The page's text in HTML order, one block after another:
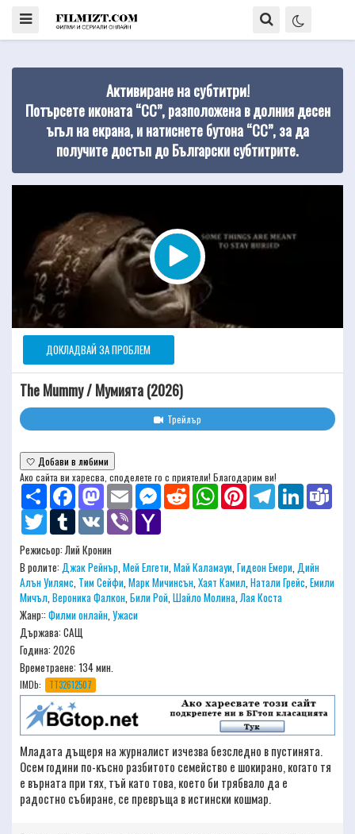
Активиране на субтитри!
Потърсете иконата “CC”, разположена в долния десен
ъгъл на екрана, и натиснете бутона “CC”, за да
получите достъп до Български субтитрите.
ДОКЛАДВАЙ ЗА ПРОБЛЕМ
The Mummy / Мумията (2026)
Трейлър
🤍 Добави в любими
Ако сайта ви харесва, споделете го с приятели! Благодарим ви!
Share
FacebookMastodonEmail MessengerReddit WhatsAppPinterestTelegramLinkedIn
Twitter
Tumblr VK Viber
Режисьор:Лий Кронин
В ролите:Джак Рейнър,Мей Елгети,Май Каламауи,Гидеон Емери,Дийн
Алън Уилямс, Тим Сейфи,Марк Мичинсън,Хаят Камил,Натали Грейс,Емили
Мичъл,Вероника Фалкон,Били Рой,Шайло Молина,Лая Коста
Жанр::Филми онлайн,Ужаси
Държава: САЩ
Година: 2026
Времетраене:134 мин.
IMDb: TT32612507
Младата дъщеря на журналист изчезва безследно в пустинята.
Осем години по-късно разбитото семейство е шокирано, когато тя
е върната при тях, тъй като това, което би трябвало да е
радостно събиране, се превръща в истински кошмар.